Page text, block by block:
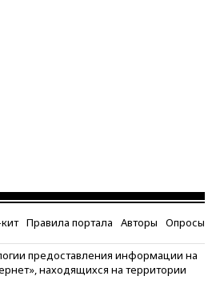
Правила портала Авторы Опросы
предоставления информации на
находящихся на территории